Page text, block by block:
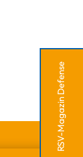
RSV-Magazin Defense